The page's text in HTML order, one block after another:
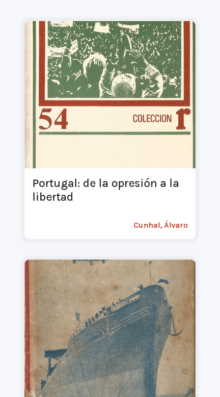
Portugal: de la opresión a la
libertad
Cunhal, Álvaro